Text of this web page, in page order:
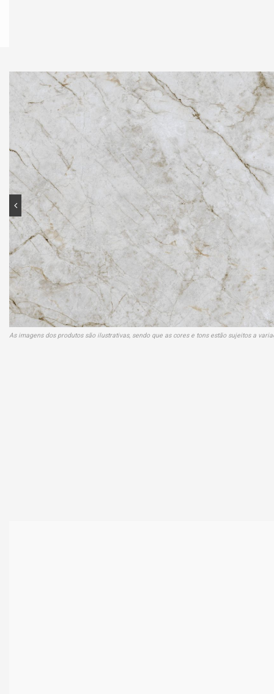
Onde comprar
As imagens dos produtos são ilustrativas, sendo que as cores e tons estão sujeitos a